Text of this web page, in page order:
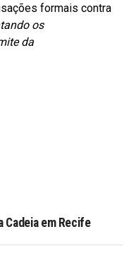
formais contra
os
da
Cadeia em Recife